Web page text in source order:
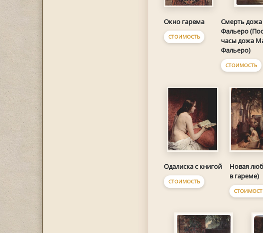
Окно гарема
СТОИМОСТЬ
Смерть
Фальеро
часы дожа
Фальеро)
СТОИМОСТЬ
Одалиска с книгой
СТОИМОСТЬ
Новая
в гареме)